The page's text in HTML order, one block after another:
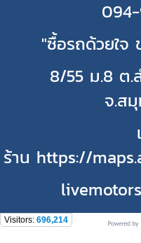
"ซื้อรถด้วยใ
8/55 ม.8 ต.
จ.ส
ร้าน https://
Visitors: 696,214